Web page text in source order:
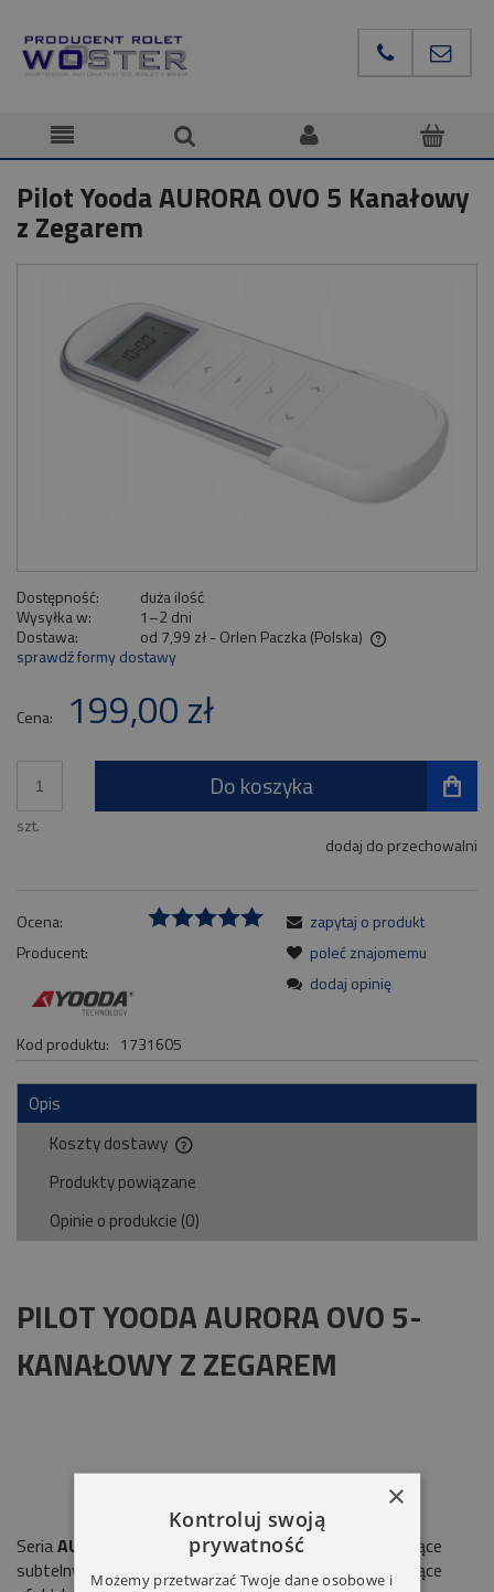
Pilot Yooda AURORA OVO 5 Kanałowy
z Zegarem
Dostępność:
duża ilość
Wysyłka w:
1–2 dni
Dostawa:
od 7,99 zł - Orlen Paczka (Polska)
Cena nie zawiera ewentualnych kosztów płatności
sprawdź formy dostawy
Cena: 199,00 zł
szt.
Do koszyka
dodaj do przechowalni
Ocena:
Producent:
Kod produktu: 1731605
zapytaj o produkt
poleć znajomemu
dodaj opinię
Opis
Koszty dostawy
Cena nie zawiera ewentualnych kosztów płatności
Produkty powiązane
Opinie o produkcie (0)
PILOT YOODA AURORA OVO 5-
KANAŁOWY Z ZEGAREM
SeriaAURORA OVO
to piloty przenośne charakteryzujące
subtelnymi eleganckim wyglądem. Aluminiowe boki dające
×
Kontroluj swoją
prywatność
Możemy przetwarzać Twoje dane osobowe i